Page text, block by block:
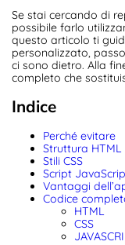
Se stai cercando di
possibile farlo
questo articolo ti
personalizzato,
ci sono dietro. Alla
completo che
Indice
Perché evitare
Struttura HTML
Stili CSS
Script
Vantaggi
Codice
HTML
CSS